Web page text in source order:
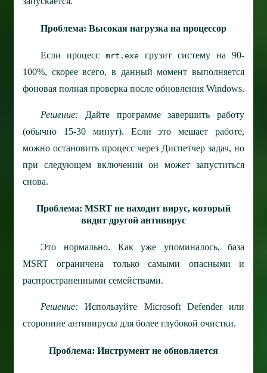
Проблема: Высокая нагрузка на процессор
Если процесс mrt.exe
грузит систему на 90-
100%, скорее всего, в данный момент выполняется
фоновая полная проверка после обновления Windows.
Решение: Дайте программе завершить работу
(обычно 15-30 минут). Если это мешает работе,
можно остановить процесс через Диспетчер задач, но
при следующем включении он может запуститься
снова.
Проблема: MSRT не находит вирус, который
видит другой антивирус
Это нормально. Как уже упоминалось, база
MSRT ограничена только самыми опасными и
распространенными семействами.
Решение: Используйте Microsoft Defender или
сторонние антивирусы для более глубокой очистки.
Проблема: Инструмент не обновляется